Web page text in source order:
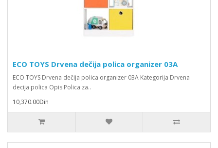
ECO TOYS Drvena dečija polica organizer 03A
ECO TOYS Drvena dečija polica organizer 03A Kategorija Drvena
decija polica Opis Polica za..
10,370.00Din